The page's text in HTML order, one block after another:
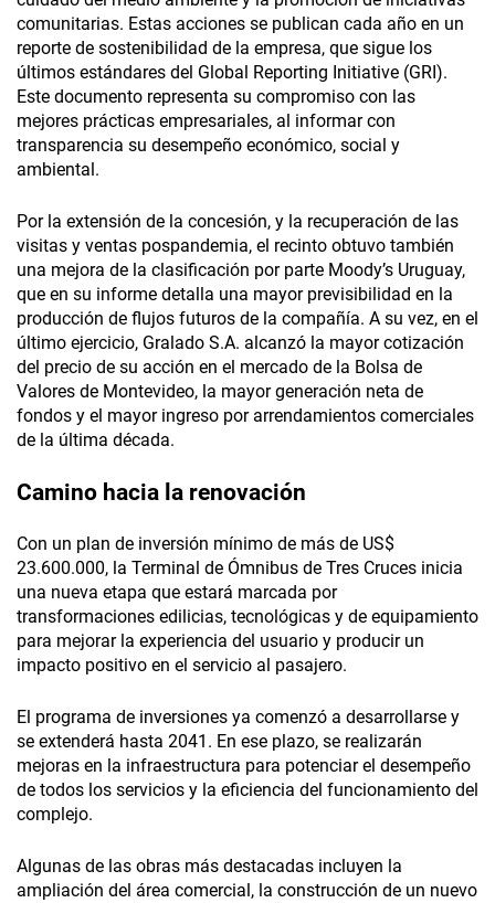
comunitarias. Estas acciones se publican cada año en un
reporte de sostenibilidad de la empresa, que sigue los
últimos estándares del Global Reporting Initiative (GRI).
Este documento representa su compromiso con las
mejores prácticas empresariales, al informar con
transparencia su desempeño económico, social y
ambiental.
Por la extensión de la concesión, y la recuperación de las
visitas y ventas pospandemia, el recinto obtuvo también
una mejora de la clasificación por parte Moody’s Uruguay,
que en su informe detalla una mayor previsibilidad en la
producción de flujos futuros de la compañía. A su vez, en el
último ejercicio, Gralado S.A. alcanzó la mayor cotización
del precio de su acción en el mercado de la Bolsa de
Valores de Montevideo, la mayor generación neta de
fondos y el mayor ingreso por arrendamientos comerciales
de la última década.
Camino hacia la renovación
Con un plan de inversión mínimo de más de US$
23.600.000, la Terminal de Ómnibus de Tres Cruces inicia
una nueva etapa que estará marcada por
transformaciones edilicias, tecnológicas y de equipamiento
para mejorar la experiencia del usuario y producir un
impacto positivo en el servicio al pasajero.
El programa de inversiones ya comenzó a desarrollarse y
se extenderá hasta 2041. En ese plazo, se realizarán
mejoras en la infraestructura para potenciar el desempeño
de todos los servicios y la eficiencia del funcionamiento del
complejo.
Algunas de las obras más destacadas incluyen la
ampliación del área comercial, la construcción de un nuevo